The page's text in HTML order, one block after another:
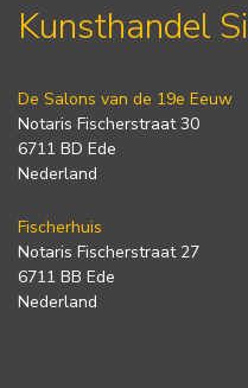
Kunsthandel
De Salons van de 19e Eeuw
Notaris Fischerstraat 30
6711 BD Ede
Nederland
Fischerhuis
Notaris Fischerstraat 27
6711 BB Ede
Nederland